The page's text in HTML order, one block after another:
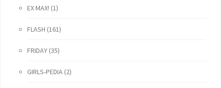
EX MAX! (1)
FLASH (161)
FRIDAY (35)
GIRLS-PEDIA (2)